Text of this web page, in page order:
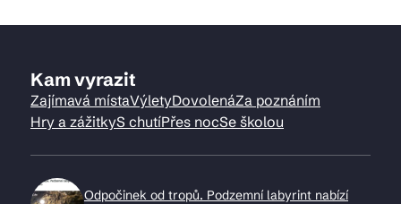
Kam vyrazit
Zajímavá místaVýletyDovolenáZa poznáním
Hry a zážitkyS chutíPřes nocSe školou
Odpočinek od tropů. Podzemní labyrint nabízí